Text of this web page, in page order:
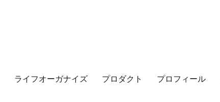
ライフオーガナイズ プロダクト プロフィール